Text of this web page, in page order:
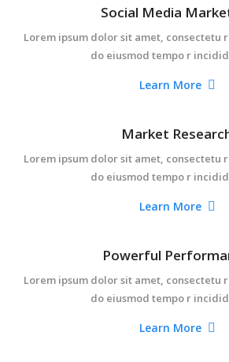
Social Media
Lorem ipsum dolor sit amet, consectetu
do eiusmod tempo r
Learn More
Market
Lorem ipsum dolor sit amet, consectetu
do eiusmod tempo r
Learn More
Powerful
Lorem ipsum dolor sit amet, consectetu
do eiusmod tempo r
Learn More